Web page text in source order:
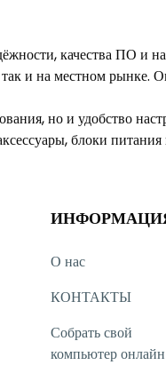
качества ПО и
и на местном
но и удобство
блоки
О нас
КОНТАКТЫ
Собрать свой
компьютер